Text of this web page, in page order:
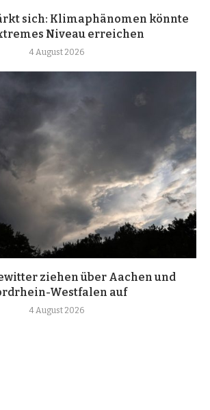
sich: Klimaphänomen könnte
Niveau erreichen
4 August 2026
ziehen über Aachen und
Westfalen auf
4 August 2026